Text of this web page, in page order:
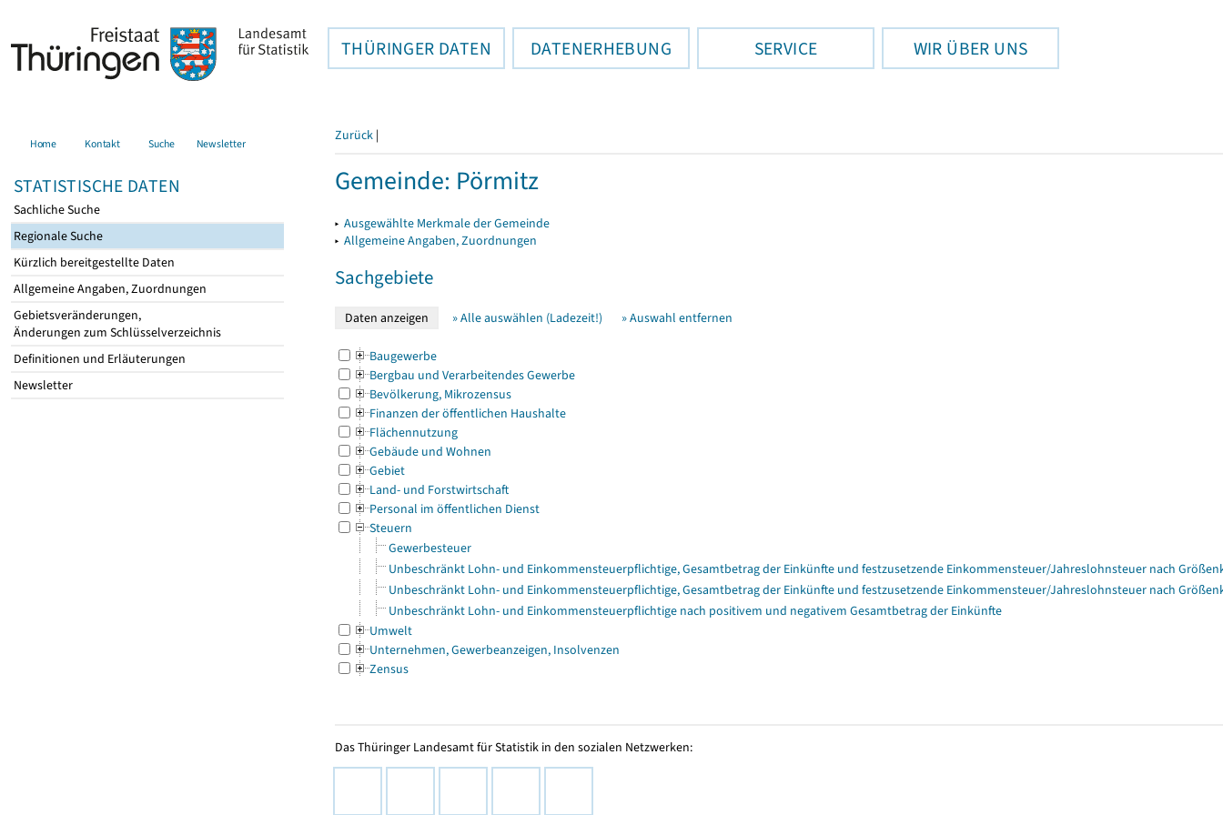
THÜRINGER DATEN DATENERHEBUNG SERVICE WIR ÜBER UNS
Home Kontakt Suche Newsletter
STATISTISCHE DATEN
Sachliche Suche
Regionale Suche
Kürzlich bereitgestellte Daten
Allgemeine Angaben, Zuordnungen
Gebietsveränderungen,
Änderungen zum Schlüsselverzeichnis
Definitionen und Erläuterungen
Newsletter
Zurück |
Gemeinde: Pörmitz
▸ Ausgewählte Merkmale der Gemeinde
▸ Allgemeine Angaben, Zuordnungen
Sachgebiete
» Alle auswählen (Ladezeit!) » Auswahl entfernen
Baugewerbe
Bergbau und Verarbeitendes Gewerbe
Bevölkerung, Mikrozensus
Finanzen der öffentlichen Haushalte
Flächennutzung
Gebäude und Wohnen
Gebiet
Land- und Forstwirtschaft
Personal im öffentlichen Dienst
Steuern
Gewerbesteuer
Unbeschränkt Lohn- und Einkommensteuerpflichtige, Gesamtbetrag der Einkünfte und festzusetzende Einkommensteuer/Jahreslohnsteuer nach
Unbeschränkt Lohn- und Einkommensteuerpflichtige, Gesamtbetrag der Einkünfte und festzusetzende Einkommensteuer/Jahreslohnsteuer nach
Unbeschränkt Lohn- und Einkommensteuerpflichtige nach positivem und negativem Gesamtbetrag der Einkünfte
Umwelt
Unternehmen, Gewerbeanzeigen, Insolvenzen
Zensus
Das Thüringer Landesamt für Statistik in den sozialen Netzwerken: